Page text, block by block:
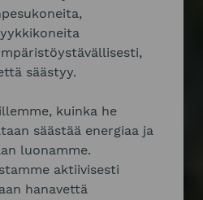
säästyy.
kuinka he
säästää energiaa ja
luonamme.
aktiivisesti
hanavettä